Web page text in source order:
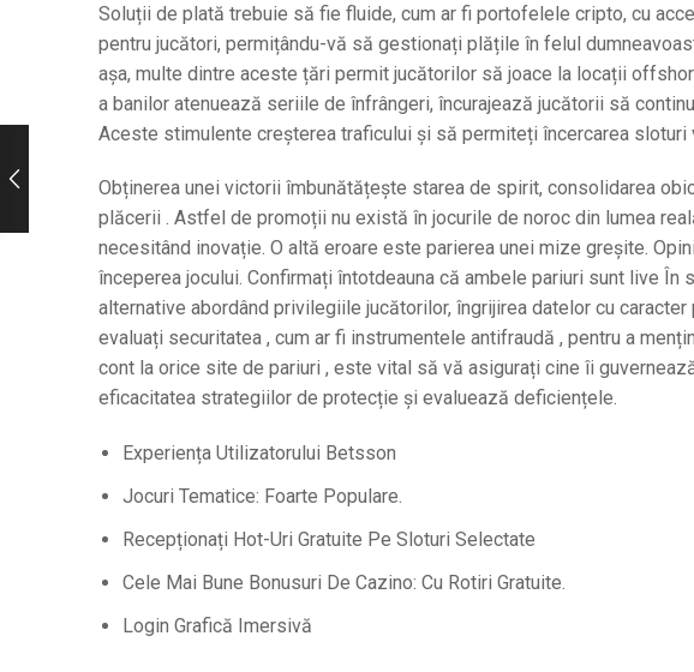
Soluții de plată trebuie să fie fluide, cum ar fi portofelele cripto, cu
pentru jucători, permițându-vă să gestionați plățile în felul
așa, multe dintre aceste țări permit jucătorilor să joace la locații
a banilor atenuează seriile de înfrângeri, încurajează jucătorii să
Aceste stimulente creșterea traficului și să permiteți încercarea
Obținerea unei victorii îmbunătățește starea de spirit, consolidarea
plăcerii . Astfel de promoții nu există în jocurile de noroc din lumea
necesitând inovație. O altă eroare este parierea unei mize greșite.
începerea jocului. Confirmați întotdeauna că ambele pariuri sunt live
alternative abordând privilegiile jucătorilor, îngrijirea datelor cu
evaluați securitatea , cum ar fi instrumentele antifraudă , pentru a
cont la orice site de pariuri , este vital să vă asigurați cine îi
eficacitatea strategiilor de protecție și evaluează deficiențele.
Experiența Utilizatorului Betsson
Jocuri Tematice: Foarte Populare.
Recepționați Hot-Uri Gratuite Pe Sloturi Selectate
Cele Mai Bune Bonusuri De Cazino: Cu Rotiri Gratuite.
Login Grafică Imersivă